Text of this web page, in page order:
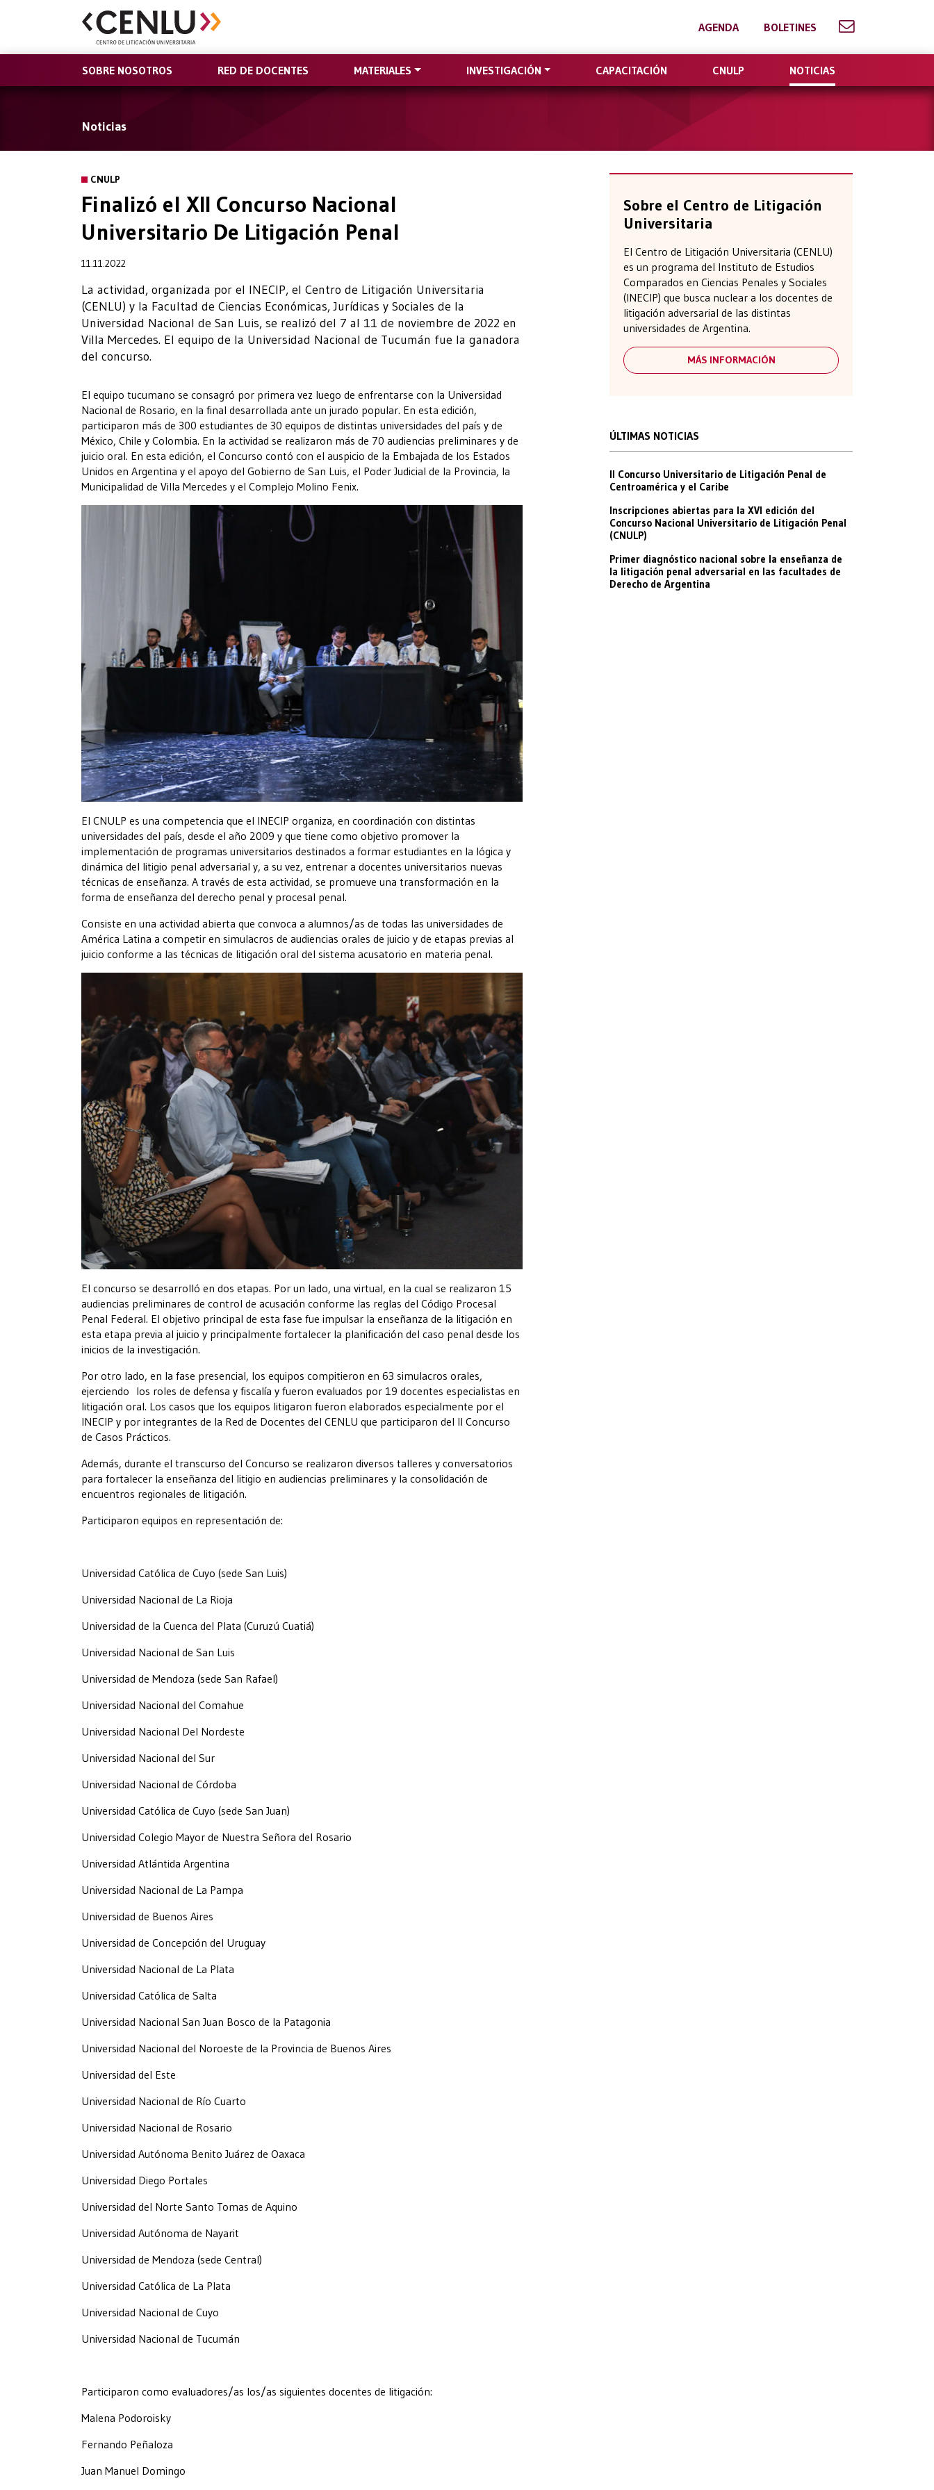
AGENDA BOLETINES
SOBRE NOSOTROS RED DE DOCENTES MATERIALES INVESTIGACIÓN CAPACITACIÓN CNULP NOTICIAS
Noticias
CNULP
Finalizó el XII Concurso Nacional
Universitario De Litigación Penal
11.11.2022
La actividad, organizada por el INECIP, el Centro de Litigación Universitaria
(CENLU) y la Facultad de Ciencias Económicas, Jurídicas y Sociales de la
Universidad Nacional de San Luis, se realizó del 7 al 11 de noviembre de 2022 en
Villa Mercedes. El equipo de la Universidad Nacional de Tucumán fue la ganadora
del concurso.
El equipo tucumano se consagró por primera vez luego de enfrentarse con la Universidad
Nacional de Rosario, en la final desarrollada ante un jurado popular. En esta edición,
participaron más de 300 estudiantes de 30 equipos de distintas universidades del país y de
México, Chile y Colombia. En la actividad se realizaron más de 70 audiencias preliminares y de
juicio oral. En esta edición, el Concurso contó con el auspicio de la Embajada de los Estados
Unidos en Argentina y el apoyo del Gobierno de San Luis, el Poder Judicial de la Provincia, la
Municipalidad de Villa Mercedes y el Complejo Molino Fenix.
El CNULP es una competencia que el INECIP organiza, en coordinación con distintas
universidades del país, desde el año 2009 y que tiene como objetivo promover la
implementación de programas universitarios destinados a formar estudiantes en la lógica y
dinámica del litigio penal adversarial y, a su vez, entrenar a docentes universitarios nuevas
técnicas de enseñanza. A través de esta actividad, se promueve una transformación en la
forma de enseñanza del derecho penal y procesal penal.
Consiste en una actividad abierta que convoca a alumnos/as de todas las universidades de
América Latina a competir en simulacros de audiencias orales de juicio y de etapas previas al
juicio conforme a las técnicas de litigación oral del sistema acusatorio en materia penal.
El concurso se desarrolló en dos etapas. Por un lado, una virtual, en la cual se realizaron 15
audiencias preliminares de control de acusación conforme las reglas del Código Procesal
Penal Federal. El objetivo principal de esta fase fue impulsar la enseñanza de la litigación en
esta etapa previa al juicio y principalmente fortalecer la planificación del caso penal desde los
inicios de la investigación.
Por otro lado, en la fase presencial, los equipos compitieron en 63 simulacros orales,
ejerciendo los roles de defensa y fiscalía y fueron evaluados por 19 docentes especialistas en
litigación oral. Los casos que los equipos litigaron fueron elaborados especialmente por el
INECIP y por integrantes de la Red de Docentes del CENLU que participaron del II Concurso
de Casos Prácticos.
Además, durante el transcurso del Concurso se realizaron diversos talleres y conversatorios
para fortalecer la enseñanza del litigio en audiencias preliminares y la consolidación de
encuentros regionales de litigación.
Participaron equipos en representación de:
Universidad Católica de Cuyo (sede San Luis)
Universidad Nacional de La Rioja
Universidad de la Cuenca del Plata (Curuzú Cuatiá)
Universidad Nacional de San Luis
Universidad de Mendoza (sede San Rafael)
Universidad Nacional del Comahue
Universidad Nacional Del Nordeste
Universidad Nacional del Sur
Universidad Nacional de Córdoba
Universidad Católica de Cuyo (sede San Juan)
Universidad Colegio Mayor de Nuestra Señora del Rosario
Universidad Atlántida Argentina
Universidad Nacional de La Pampa
Universidad de Buenos Aires
Universidad de Concepción del Uruguay
Universidad Nacional de La Plata
Universidad Católica de Salta
Universidad Nacional San Juan Bosco de la Patagonia
Universidad Nacional del Noroeste de la Provincia de Buenos Aires
Universidad del Este
Universidad Nacional de Río Cuarto
Universidad Nacional de Rosario
Universidad Autónoma Benito Juárez de Oaxaca
Universidad Diego Portales
Universidad del Norte Santo Tomas de Aquino
Universidad Autónoma de Nayarit
Universidad de Mendoza (sede Central)
Universidad Católica de La Plata
Universidad Nacional de Cuyo
Universidad Nacional de Tucumán
Participaron como evaluadores/as los/as siguientes docentes de litigación:
Malena Podoroisky
Fernando Peñaloza
Juan Manuel Domingo
Sobre el Centro de Litigación
Universitaria
El Centro de Litigación Universitaria (CENLU)
es un programa del Instituto de Estudios
Comparados en Ciencias Penales y Sociales
(INECIP) que busca nuclear a los docentes de
litigación adversarial de las distintas
universidades de Argentina.
MÁS INFORMACIÓN
ÚLTIMAS NOTICIAS
II Concurso Universitario de Litigación Penal de
Centroamérica y el Caribe
Inscripciones abiertas para la XVI edición del
Concurso Nacional Universitario de Litigación Penal
(CNULP)
Primer diagnóstico nacional sobre la enseñanza de
la litigación penal adversarial en las facultades de
Derecho de Argentina